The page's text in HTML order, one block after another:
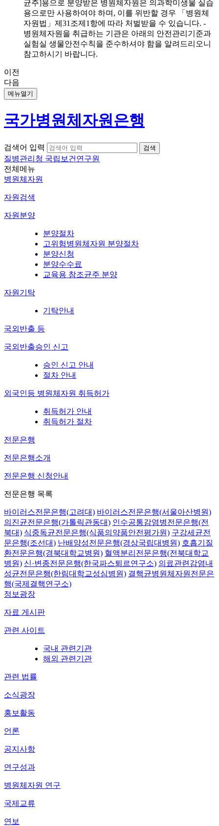
균주]용으로 분양받은 병원체자원은 의과학미생물 실습
용으로만 사용하여야 하며, 이를 위반할 경우 「병원체
자원법」제31조제1항에 따라 처벌받을 수 있습니다. -
병원체자원을 취급하는 기관은 아래의 안전관리기준과
실험실 생물안전수칙을 준수하셔야 함을 알려드리오니
참고하시기 바랍니다.
이전
다음
메뉴열기
국가병원체자원은행
검색어 입력
질병관리청 국립보건연구원
전체메뉴
병원체자원
자원검색
자원분양
분양절차
고위험병원체자원 분양절차
분양신청
분양수수료
교육용 참조균주 분양
자원기탁
기탁안내
국외반출 등
국외반출승인 신고
승인 신고 안내
절차 안내
외국인등 병원체자원 취득허가
취득허가 안내
취득허가 절차
전문은행
전문은행소개
전문은행 신청안내
전문은행 목록
바이러스전문은행(고려대) 바이러스전문은행(서울아산병원)
의진균전문은행(가톨릭관동대) 인수공통감염병전문은행(전
북대) 식중독균전문은행(식품의약품안전평가원) 구강세균전
문은행(조선대) 난배양성전문은행(경상국립대병원) 호흡기질
환전문은행(경북대학교병원) 혈액분리전문은행(전북대학교
병원) 신·변종전문은행(한국파스퇴르연구소) 의료관련감염내
성균전문은행(한림대학교성심병원) 결핵균병원체자원전문은
행(국제결핵연구소)
정보광장
자료 게시판
관련 사이트
국내 관련기관
해외 관련기관
관련 법률
소식광장
홍보활동
언론
공지사항
연구성과
병원체자원 연구
국제교류
연보